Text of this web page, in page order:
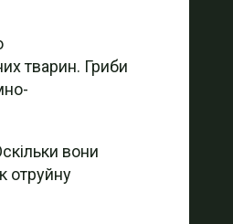
тварин. Гриби
вони
отруйну